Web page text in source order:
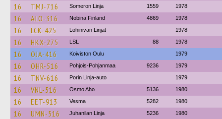
16 TMJ-716 Someron Linja 1559 1978
16 ALO-316 Nobina Finland 4869 1978
16 LCK-425 Lohinivan Linjat 1978
16 HKX-275 LSL 88 1978
16 OJA-416 Koiviston Oulu 1979
16 OHR-516 Pohjois-Pohjanmaa 9236 1979
16 TNV-616 Porin Linja-auto 1979
16 VNL-516 Osmo Aho 5136 1980
16 EET-913 Vesma 5282 1980
16 UMN-516 Juhanilan Linja 5236 1980